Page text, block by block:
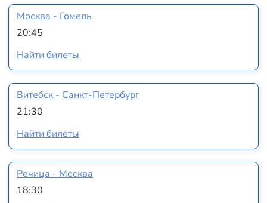
Москва - Гомель
20:45
Найти билеты
Витебск - Санкт-Петербург
21:30
Найти билеты
Речица - Москва
18:30